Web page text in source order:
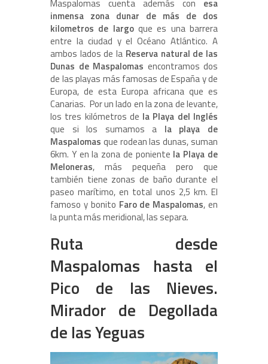
Maspalomas cuenta además con esa
inmensa zona dunar de más de dos
kilometros de largoque es una barrera
entre la ciudad y el Océano Atlántico. A
ambos lados de la Reserva natural de las
Dunas de Maspalomas encontramos dos
de las playas más famosas de España y de
Europa, de esta Europa africana que es
Canarias. Por un lado en la zona de levante,
los tres kilómetros de la Playa del Inglés
que si los sumamos a la playa de
Maspalomas que rodean las dunas, suman
6km. Y en la zona de poniente la Playa de
Meloneras, más pequeña pero que
también tiene zonas de baño durante el
paseo marítimo, en total unos 2,5 km. El
famoso y bonito Faro de Maspalomas, en
la punta más meridional, las separa.
Ruta desde
Maspalomas hasta el
Pico de las Nieves.
Mirador de Degollada
de las Yeguas